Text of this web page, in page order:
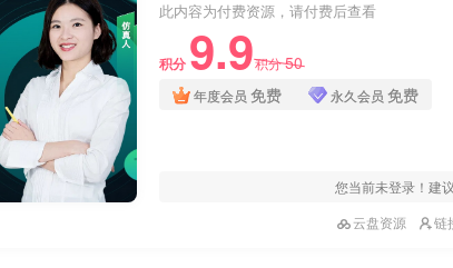
此内容为付费资源，请付费后查看
积分 9.9积分50
年度会员 免费 永久会员 免费
您当前未登录！建
云盘资源
链